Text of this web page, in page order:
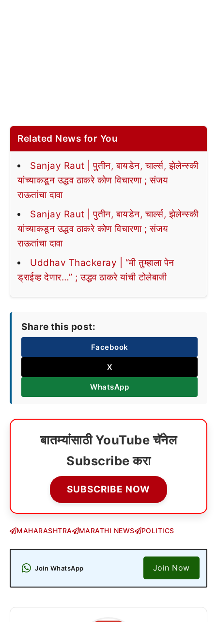
Related News for You
Sanjay Raut | पुतीन, बायडेन, चार्ल्स, झेलेन्स्की
यांच्याकडून उद्धव ठाकरे कोण विचारणा ; संजय
राऊतांचा दावा
Sanjay Raut | पुतीन, बायडेन, चार्ल्स, झेलेन्स्की
यांच्याकडून उद्धव ठाकरे कोण विचारणा ; संजय
राऊतांचा दावा
Uddhav Thackeray | “मी तुम्हाला पेन
ड्राईव्ह देणार…” ; उद्धव ठाकरे यांची टोलेबाजी
Share this post:
Facebook
X
WhatsApp
बातम्यांसाठी YouTube चॅनेल
Subscribe करा
SUBSCRIBE NOW
MAHARASHTRA MARATHI NEWS POLITICS
Join WhatsApp Join Now